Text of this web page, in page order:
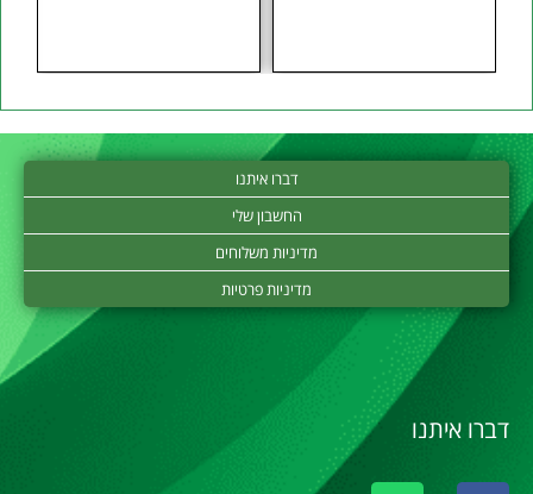
דברו איתנו
החשבון שלי
מדיניות משלוחים
מדיניות פרטיות
דברו איתנו